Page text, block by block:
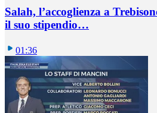
Salah, l’accoglienza a
il suo stipendio…
01:36